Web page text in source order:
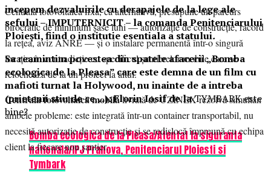
incepem dezvaluirile cu derapajele de la lege ale
sefului – IMPUTERNICIT – la comanda Penitenciarului
Ploiești, fiind o institutie esentiala a statului.
Sa reamintim povestea din spatele afacerii „Bomba
ecologica de la Pleasa” care este demna de un film cu
mafioti turnat la Holywood, nu inainte de a intreba
(prietenii stiu de ce…): Florin Iosif de laTYMBARK este
bine?
Bomba ecologica de la Pleasa/Atentat la siguranta
nationala/IPJ Prahova, Penitenciarul Ploiesti si
Tymbark
Centrala fotovoltaică fixă, ca alternativă, presupune un parcurs
birocratic de minimum șase luni — autorizație de construcție, racord
la rețea, aviz ANRE — și o instalare permanentă într-o singură
locație, în contradicție cu specificul șantierelor mobile care se
relochează de la un proiect la altul.
Centrala fotovoltaică mobilălivrată de UZINEX rezolvă simultan
ambele probleme: este integrată într-un container transportabil, nu
necesită autorizație de construcție și se redislocă împreună cu echipa
client la fiecare nou șantier.